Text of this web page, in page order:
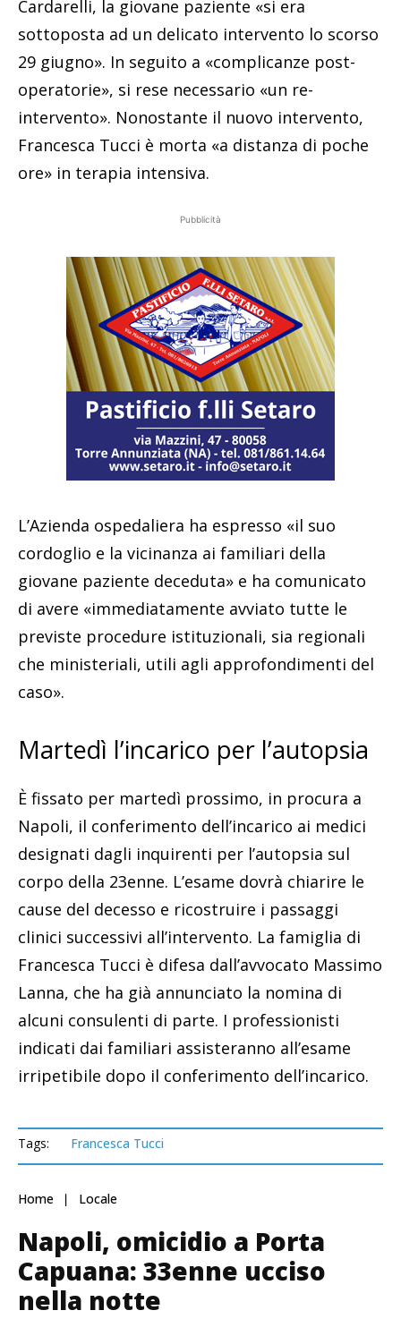
Cardarelli, la giovane paziente «si era
sottoposta ad un delicato intervento lo scorso
29 giugno». In seguito a «complicanze post-
operatorie», si rese necessario «un re-
intervento». Nonostante il nuovo intervento,
Francesca Tucci è morta «a distanza di poche
ore» in terapia intensiva.
Pubblicità
L’Azienda ospedaliera ha espresso «il suo
cordoglio e la vicinanza ai familiari della
giovane paziente deceduta» e ha comunicato
di avere «immediatamente avviato tutte le
previste procedure istituzionali, sia regionali
che ministeriali, utili agli approfondimenti del
caso».
Martedì l’incarico per l’autopsia
È fissato per martedì prossimo, in procura a
Napoli, il conferimento dell’incarico ai medici
designati dagli inquirenti per l’autopsia sul
corpo della 23enne. L’esame dovrà chiarire le
cause del decesso e ricostruire i passaggi
clinici successivi all’intervento. La famiglia di
Francesca Tucci è difesa dall’avvocato Massimo
Lanna, che ha già annunciato la nomina di
alcuni consulenti di parte. I professionisti
indicati dai familiari assisteranno all’esame
irripetibile dopo il conferimento dell’incarico.
Tags: Francesca Tucci
Home Locale
Napoli, omicidio a Porta
Capuana: 33enne ucciso
nella notte